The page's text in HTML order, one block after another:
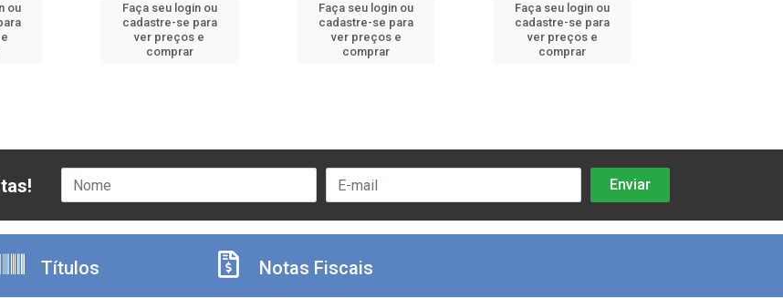
ou
Faça seu login ou
cadastre-se para
ver preços e
comprar
Faça seu login ou
cadastre-se para
ver preços e
comprar
Faça seu login ou
cadastre-se para
ver preços e
comprar
Títulos Notas Fiscais